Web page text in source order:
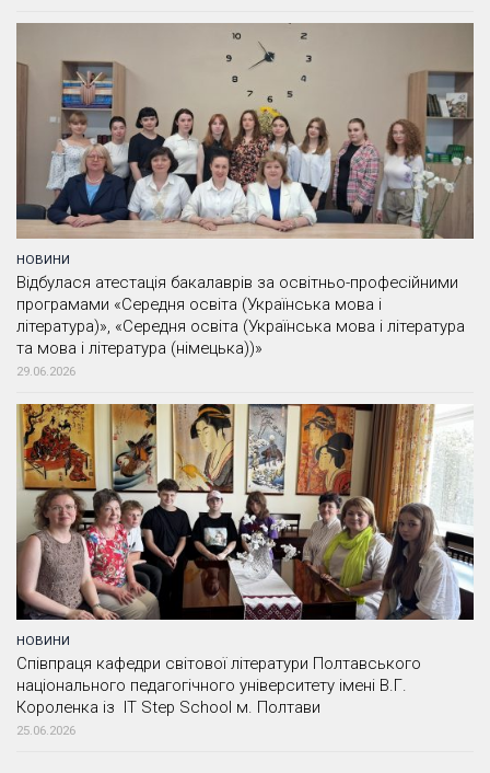
НОВИНИ
Відбулася атестація бакалаврів за освітньо-професійними
програмами «Середня освіта (Українська мова і
література)», «Середня освіта (Українська мова і література
та мова і література (німецька))»
29.06.2026
НОВИНИ
Співпраця кафедри світової літератури Полтавського
національного педагогічного університету імені В.Г.
Короленка із IT Step School м. Полтави
25.06.2026